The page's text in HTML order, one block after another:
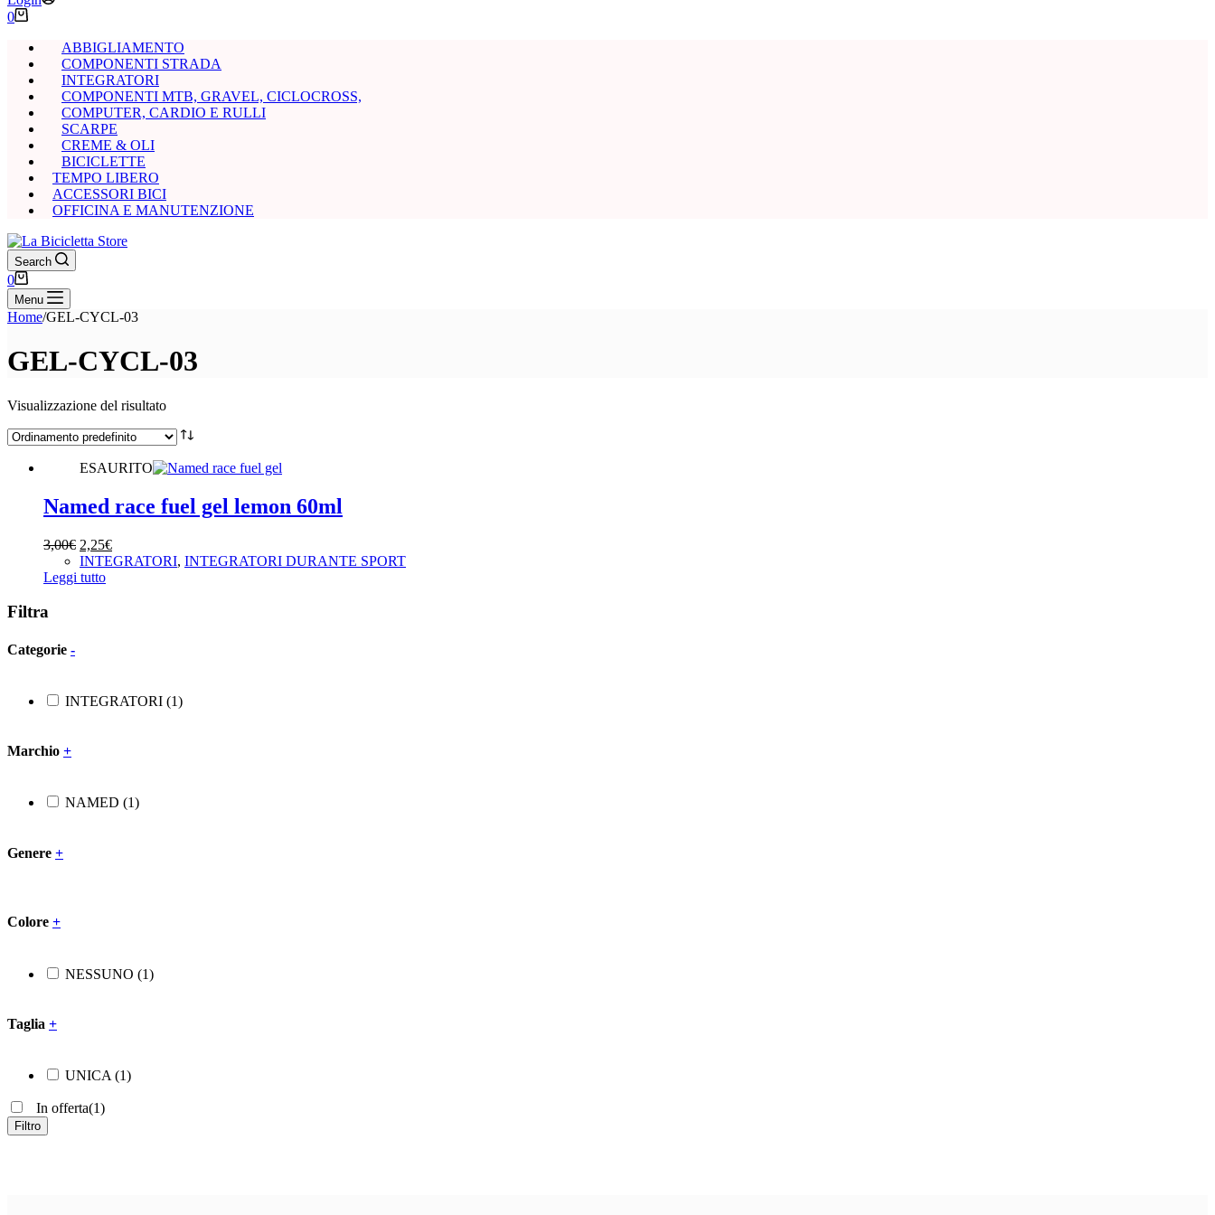
Carrello
0
ABBIGLIAMENTO
COMPONENTI STRADA
INTEGRATORI
COMPONENTI MTB, GRAVEL, CICLOCROSS,
COMPUTER, CARDIO E RULLI
SCARPE
CREME & OLI
BICICLETTE
TEMPO LIBERO
ACCESSORI BICI
OFFICINA E MANUTENZIONE
Search
Carrello
0
Menu
Home/GEL-CYCL-03
GEL-CYCL-03
Visualizzazione del risultato
ESAURITO
Named race fuel gel lemon 60ml
3,00€ Il
prezzo
originale
2,25€Il
prezzo
INTEGRATORI, INTEGRATORI DURANTE SPORT
Leggi tutto
Filtra
Categorie -
INTEGRATORI (1)
Marchio +
NAMED (1)
Genere +
Colore +
NESSUNO (1)
Taglia +
UNICA (1)
In offerta(1)
Filtro